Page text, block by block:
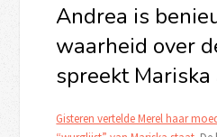
Andrea is
waarheid over
spreekt Mariska
Gisteren vertelde Merel haar